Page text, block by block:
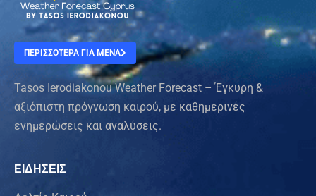
ΠΕΡΙΣΣΟΤΕΡΑ ΓΙΑ ΜΕΝΑ
Tasos Ierodiakonou Weather Forecast – Έγκυρη &
αξιόπιστη πρόγνωση καιρού, με καθημερινές
ενημερώσεις και αναλύσεις.
ΕΙΔΗΣΕΙΣ